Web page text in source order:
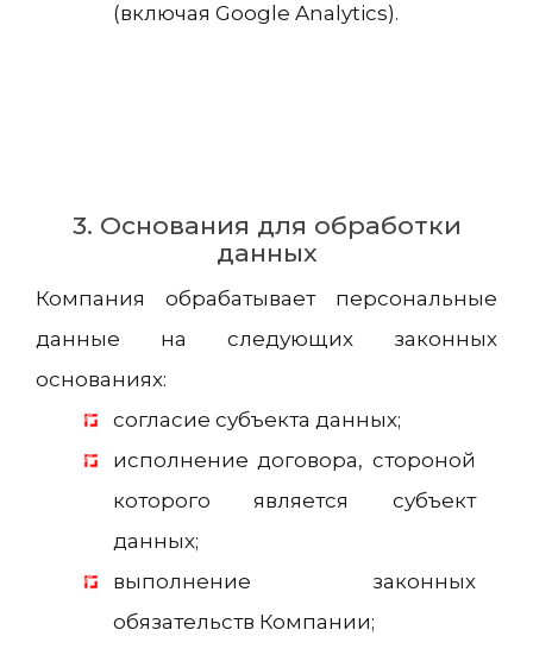
(включая Google Analytics).
3. Основания для обработки
данных
Компания обрабатывает персональные
данные на следующих законных
основаниях:
согласие субъекта данных;
исполнение договора, стороной
которого является субъект
данных;
выполнение законных
обязательств Компании;